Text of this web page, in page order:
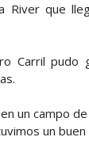
River que
Carril pudo
un campo
un buen